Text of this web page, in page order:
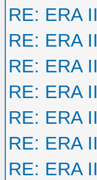
RE: ERA II
RE: ERA II
RE: ERA II
RE: ERA II
RE: ERA II
RE: ERA II
RE: ERA II